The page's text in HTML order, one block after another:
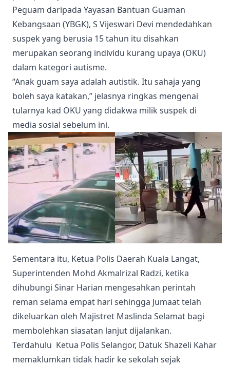
Peguam daripada Yayasan Bantuan Guaman
Kebangsaan (YBGK), S Vijeswari Devi mendedahkan
suspek yang berusia 15 tahun itu disahkan
merupakan seorang individu kurang upaya (OKU)
dalam kategori autisme.
“Anak guam saya adalah autistik. Itu sahaja yang
boleh saya katakan,” jelasnya ringkas mengenai
tularnya kad OKU yang didakwa milik suspek di
media sosial sebelum ini.
Sementara itu, Ketua Polis Daerah Kuala Langat,
Superintenden Mohd Akmalrizal Radzi, ketika
dihubungi Sinar Harian mengesahkan perintah
reman selama empat hari sehingga Jumaat telah
dikeluarkan oleh Majistret Maslinda Selamat bagi
membolehkan siasatan lanjut dijalankan.
Terdahulu Ketua Polis Selangor, Datuk Shazeli Kahar
memaklumkan tidak hadir ke sekolah sejak